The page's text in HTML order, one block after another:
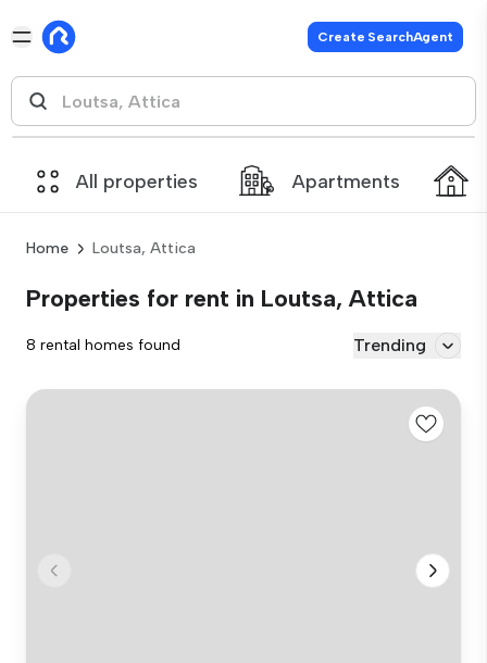
Create SearchAgent
All properties Apartments
Home Loutsa, Attica
Properties for rent in Loutsa, Attica
8 rental homes found Trending